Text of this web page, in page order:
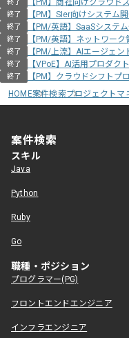
終了 【PM】商社向けクラウド
終了 【PM】SIer向けシステム
終了 【PM/英語】SaaSシステ
終了 【PM/英語】ネットワー
終了 【PM/上流】AIエージェ
終了 【VPoE】AI活用プロダク
終了
【PM】クラウドシフトプ
HOME案件検索プロジェクトマ
案件検索
スキル
Java
Python
Ruby
Go
職種・ポジション
プログラマー(PG)
フロントエンドエンジニア
インフラエンジニア